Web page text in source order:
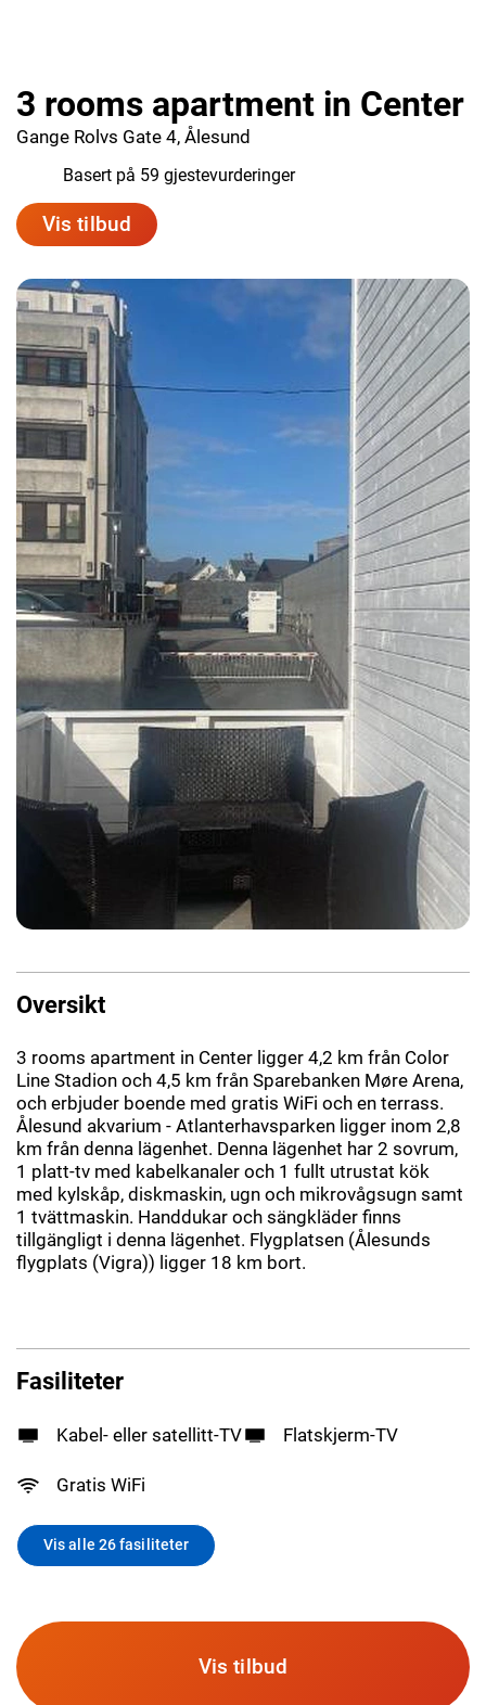
3 rooms apartment in Center
Gange Rolvs Gate 4, Ålesund
Basert på 59 gjestevurderinger
Vis tilbud
Oversikt
3 rooms apartment in Center ligger 4,2 km från Color
Line Stadion och 4,5 km från Sparebanken Møre Arena,
och erbjuder boende med gratis WiFi och en terrass.
Ålesund akvarium - Atlanterhavsparken ligger inom 2,8
km från denna lägenhet. Denna lägenhet har 2 sovrum,
1 platt-tv med kabelkanaler och 1 fullt utrustat kök
med kylskåp, diskmaskin, ugn och mikrovågsugn samt
1 tvättmaskin. Handdukar och sängkläder finns
tillgängligt i denna lägenhet. Flygplatsen (Ålesunds
flygplats (Vigra)) ligger 18 km bort.
Fasiliteter
Kabel- eller satellitt-TV Flatskjerm-TV
Gratis WiFi
Vis alle 26 fasiliteter
Vis tilbud